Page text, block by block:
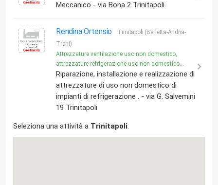
Meccanico - via Bona 2 Trinitapoli
Rendina Ortensio
Trinitapoli (Barletta-Andria-
Trani)
Attrezzature ventilazione uso non domestico,
attrezzature refrigerazione uso non domestico...
Riparazione, installazione e realizzazione di
attrezzature di uso non domestico di
impianti di refrigerazione . - via G. Salvemini
19 Trinitapoli
Seleziona una attività a Trinitapoli: